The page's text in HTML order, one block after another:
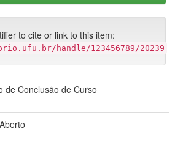
to cite or link to this item:
handle/123456789/20239
de Conclusão de Curso